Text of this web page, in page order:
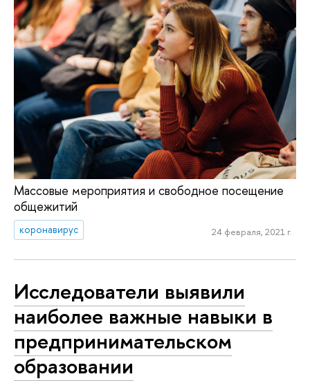
Массовые мероприятия и свободное посещение
общежитий
коронавирус 24 февраля, 2021 г.
Исследователи выявили
наиболее важные навыки в
предпринимательском
образовании